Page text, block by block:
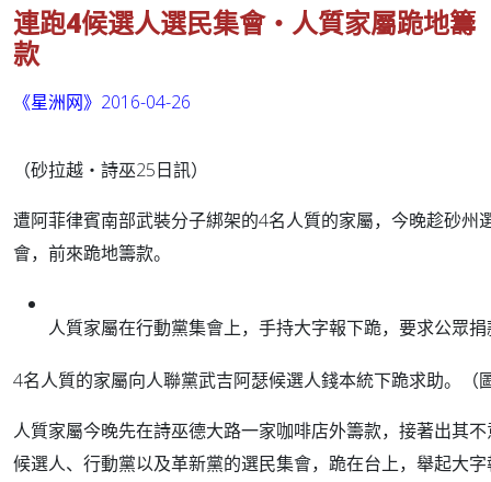
連跑4候選人選民集會‧人質家屬跪地籌
款
《星洲网》2016-04-26
（砂拉越‧詩巫25日訊）
遭阿菲律賓南部武裝分子綁架的4名人質的家屬，今晚趁砂州
會，前來跪地籌款。
人質家屬在行動黨集會上，手持大字報下跪，要求公眾
4名人質的家屬向人聯黨武吉阿瑟候選人錢本統下跪求助。（
人質家屬今晚先在詩巫德大路一家咖啡店外籌款，接著出其
候選人、行動黨以及革新黨的選民集會，跪在台上，舉起大